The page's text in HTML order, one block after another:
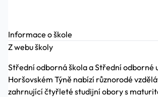
Informace o škole
Z webu školy
Střední odborná škola a Střední odborné
Horšovském Týně nabízí různorodé
zahrnující čtyřleté studijní obory s